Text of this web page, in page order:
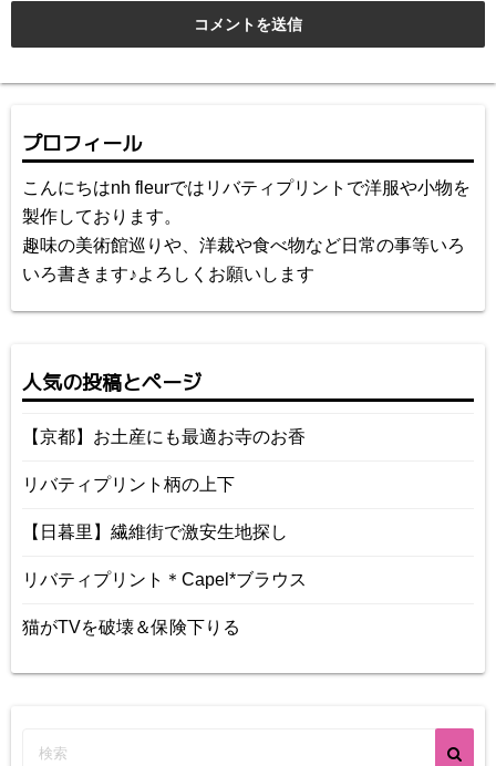
プロフィール
こんにちはnh fleurではリバティプリントで洋服や小物を
製作しております。
趣味の美術館巡りや、洋裁や食べ物など日常の事等いろ
いろ書きます♪よろしくお願いします
人気の投稿とページ
【京都】お土産にも最適お寺のお香
リバティプリント柄の上下
【日暮里】繊維街で激安生地探し
リバティプリント＊Capel*ブラウス
猫がTVを破壊＆保険下りる